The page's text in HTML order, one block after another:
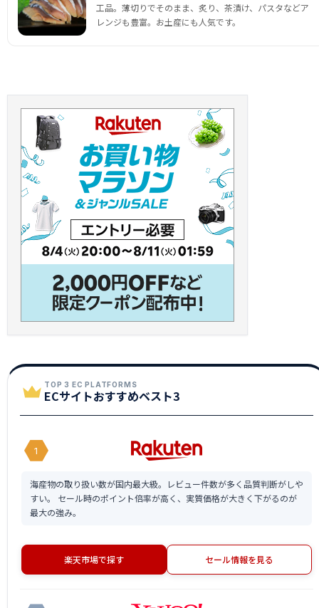
工品。薄切りでそのまま、炙り、茶漬け、パスタなどア
レンジも豊富。お土産にも人気です。
TOP 3 EC PLATFORMS
ECサイトおすすめベスト3
1
海産物の取り扱い数が国内最大級。レビュー件数が多く品質判断がしや
すい。 セール時のポイント倍率が高く、実質価格が大きく下がるのが
最大の強み。
楽天市場で探す セール情報を見る